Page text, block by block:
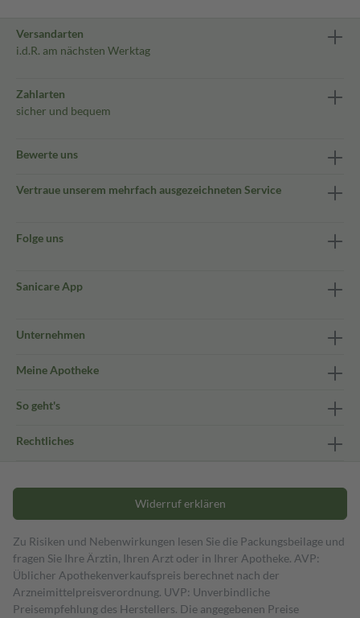
Versandarten
i.d.R. am nächsten Werktag
Zahlarten
sicher und bequem
Bewerte uns
Vertraue unserem mehrfach ausgezeichneten Service
Folge uns
Sanicare App
Unternehmen
Meine Apotheke
So geht's
Rechtliches
Widerruf erklären
Zu Risiken und Nebenwirkungen lesen Sie die Packungsbeilage und
fragen Sie Ihre Ärztin, Ihren Arzt oder in Ihrer Apotheke. AVP:
Üblicher Apothekenverkaufspreis berechnet nach der
Arzneimittelpreisverordnung. UVP: Unverbindliche
Preisempfehlung des Herstellers. Die angegebenen Preise